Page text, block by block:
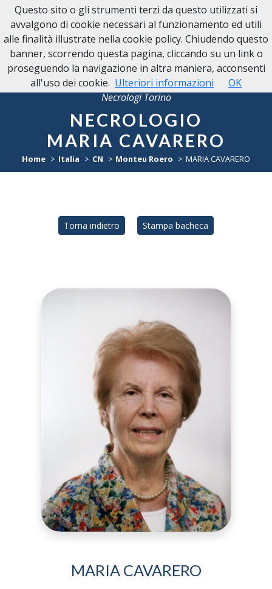
Necrologi Torino
NECROLOGIO
MARIA CAVARERO
Home Italia CN Monteu Roero MARIA CAVARERO
Torna indietro Stampa bacheca
MARIA CAVARERO
Questo sito o gli strumenti terzi da questo utilizzati si
avvalgono di cookie necessari al funzionamento ed utili
alle finalità illustrate nella cookie policy. Chiudendo questo
banner, scorrendo questa pagina, cliccando su un link o
proseguendo la navigazione in altra maniera, acconsenti
all'uso dei cookie. Ulteriori informazioni OK